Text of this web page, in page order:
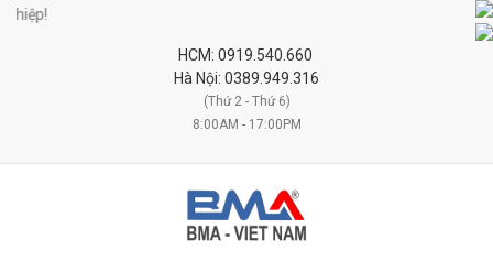
HCM: 0919.540.660
Hà Nội: 0389.949.316
(Thứ 2 - Thứ 6)
8:00AM - 17:00PM